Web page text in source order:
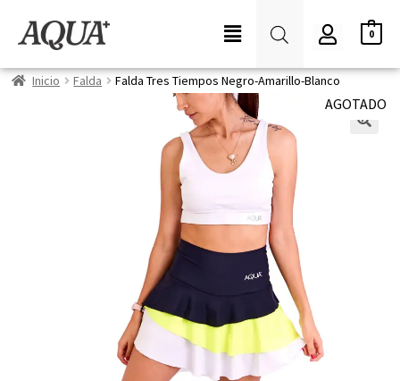
0
Inicio Falda Falda Tres Tiempos Negro-Amarillo-Blanco
AGOTADO